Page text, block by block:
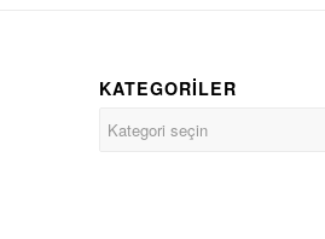
KATEGORILER